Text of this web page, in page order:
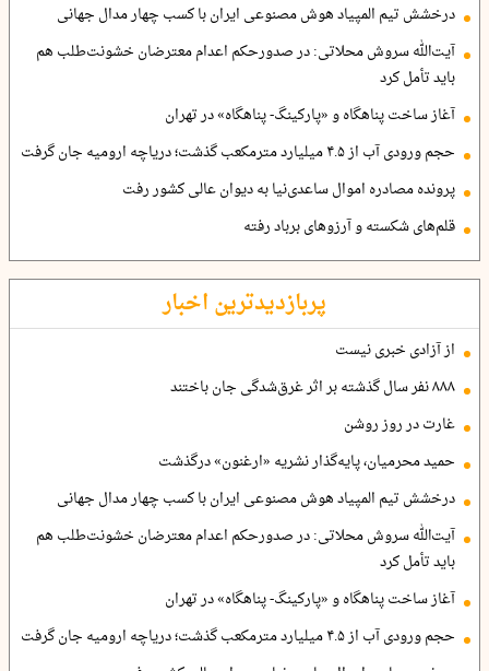
درخشش تیم المپیاد هوش مصنوعی ایران با کسب چهار مدال جهانی
آیت‌الله سروش محلاتی: در صدورحکم اعدام معترضان خشونت‌طلب هم
باید تأمل کرد
آغاز ساخت پناهگاه و «پارکینگ- پناهگاه» در تهران
حجم ورودی آب از ۴.۵ میلیارد مترمکعب گذشت؛ دریاچه ارومیه جان گرفت
پرونده مصادره اموال ساعدی‌نیا به دیوان عالی کشور رفت
قلم‌های شکسته و آرزوهای برباد رفته
پربازدیدترین اخبار
از آزادی خبری نیست
۸۸۸ نفر سال گذشته بر اثر غرق‌شدگی جان باختند
غارت در روز روشن
حمید محرمیان، پایه‌گذار نشریه «ارغنون» درگذشت
درخشش تیم المپیاد هوش مصنوعی ایران با کسب چهار مدال جهانی
آیت‌الله سروش محلاتی: در صدورحکم اعدام معترضان خشونت‌طلب هم
باید تأمل کرد
آغاز ساخت پناهگاه و «پارکینگ- پناهگاه» در تهران
حجم ورودی آب از ۴.۵ میلیارد مترمکعب گذشت؛ دریاچه ارومیه جان گرفت